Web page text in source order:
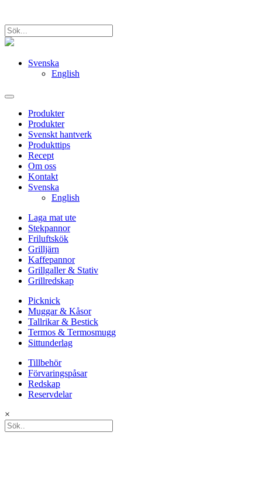
Svenska
English
Produkter
Produkter
Svenskt hantverk
Produkttips
Recept
Om oss
Kontakt
Svenska
English
Laga mat ute
Stekpannor
Friluftskök
Grilljärn
Kaffepannor
Grillgaller & Stativ
Grillredskap
Picknick
Muggar & Kåsor
Tallrikar & Bestick
Termos & Termosmugg
Sittunderlag
Tillbehör
Förvaringspåsar
Redskap
Reservdelar
×